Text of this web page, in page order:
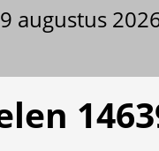
augustus